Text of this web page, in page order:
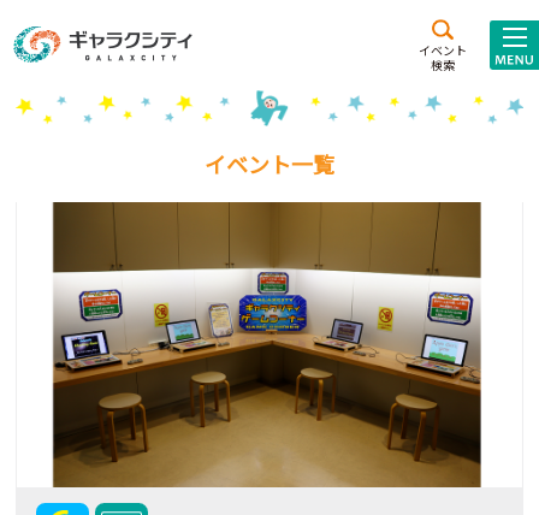
イベント
検索
施設案内
こども
西新井
施設･
こどもみーてぃんぐ
Gがくえん
ブランドからのお知らせ
いっしょに創る
イベント一覧